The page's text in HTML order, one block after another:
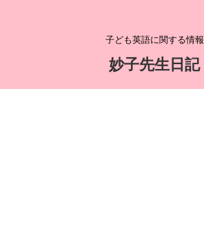
子ども英語に関する情報
妙子先生日記